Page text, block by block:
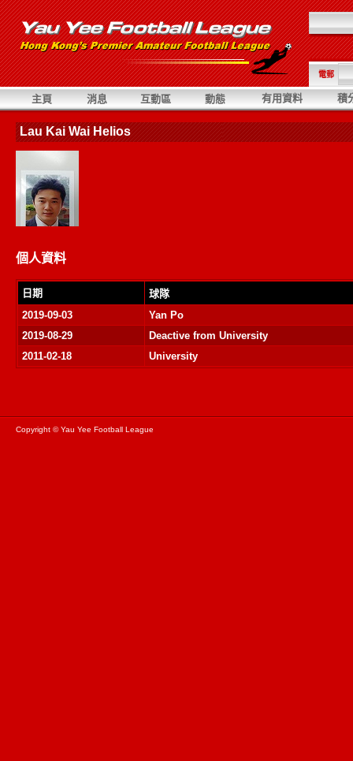
電郵
主頁 消息 互動區 動態 有用資料 積
Lau Kai Wai Helios
個人資料
日期
球隊
2019-09-03
Yan Po
2019-08-29
Deactive from University
2011-02-18
University
Copyright © Yau Yee Football League